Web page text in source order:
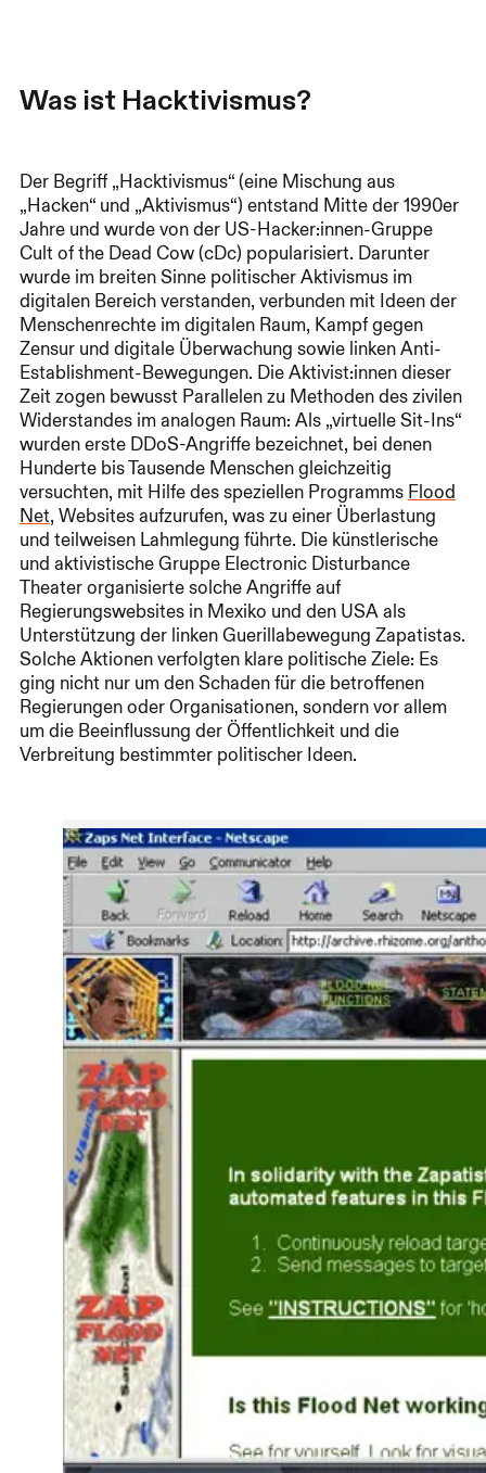
Was ist Hacktivismus?
Der Begriff „Hacktivismus“ (eine Mischung aus
„Hacken“ und „Aktivismus“) entstand Mitte der 1990er
Jahre und wurde von der US-Hacker:innen-Gruppe
Cult of the Dead Cow (cDc) popularisiert. Darunter
wurde im breiten Sinne politischer Aktivismus im
digitalen Bereich verstanden, verbunden mit Ideen der
Menschenrechte im digitalen Raum, Kampf gegen
Zensur und digitale Überwachung sowie linken Anti-
Establishment-Bewegungen. Die Aktivist:innen dieser
Zeit zogen bewusst Parallelen zu Methoden des zivilen
Widerstandes im analogen Raum: Als „virtuelle Sit-Ins“
wurden erste DDoS-Angriffe bezeichnet, bei denen
Hunderte bis Tausende Menschen gleichzeitig
versuchten, mit Hilfe des speziellen Programms Flood
Net, Websites aufzurufen, was zu einer Überlastung
und teilweisen Lahmlegung führte. Die künstlerische
und aktivistische Gruppe Electronic Disturbance
Theater organisierte solche Angriffe auf
Regierungswebsites in Mexiko und den USA als
Unterstützung der linken Guerillabewegung Zapatistas.
Solche Aktionen verfolgten klare politische Ziele: Es
ging nicht nur um den Schaden für die betroffenen
Regierungen oder Organisationen, sondern vor allem
um die Beeinflussung der Öffentlichkeit und die
Verbreitung bestimmter politischer Ideen.